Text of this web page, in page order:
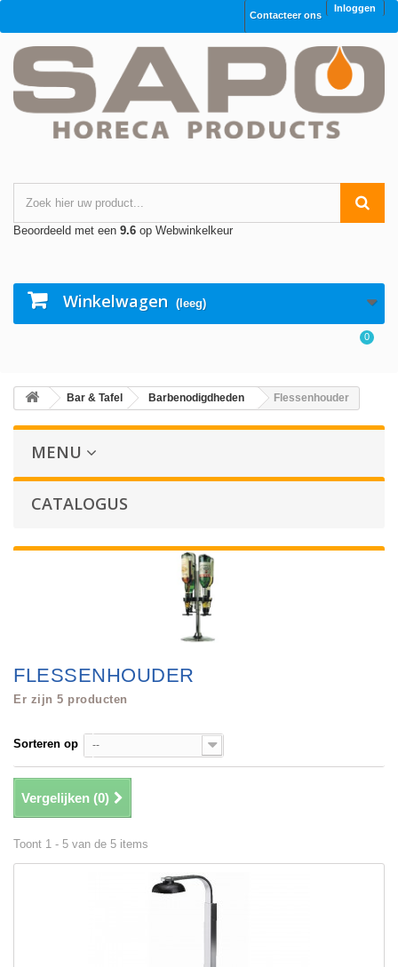
Inloggen
Contacteer ons
Beoordeeld met een 9.6 op Webwinkelkeur
Winkelwagen (leeg)
0
Bar & Tafel Barbenodigdheden Flessenhouder
MENU
CATALOGUS
FLESSENHOUDER
Er zijn 5 producten
Sorteren op --
Vergelijken (0)
Toont 1 - 5 van de 5 items